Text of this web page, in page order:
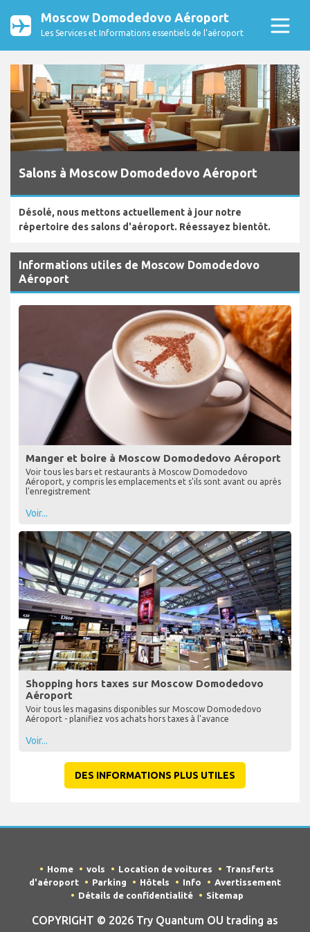
Moscow Domodedovo Aéroport
Les Services et Informations essentiels de l’aéroport
Salons à Moscow Domodedovo Aéroport
Désolé, nous mettons actuellement à jour notre
répertoire des salons d'aéroport. Réessayez bientôt.
Informations utiles de Moscow Domodedovo
Aéroport
Manger et boire à Moscow Domodedovo Aéroport
Voir tous les bars et restaurants à Moscow Domodedovo
Aéroport, y compris les emplacements et s'ils sont avant ou après
l'enregistrement
Voir...
Shopping hors taxes sur Moscow Domodedovo
Aéroport
Voir tous les magasins disponibles sur Moscow Domodedovo
Aéroport - planifiez vos achats hors taxes à l'avance
Voir...
DES INFORMATIONS PLUS UTILES
Home vols Location de voitures
Transferts
d'aéroport
Parking Hôtels Info
Avertissement
Détails de confidentialité
Sitemap
COPYRIGHT © 2026 Try Quantum OU trading as